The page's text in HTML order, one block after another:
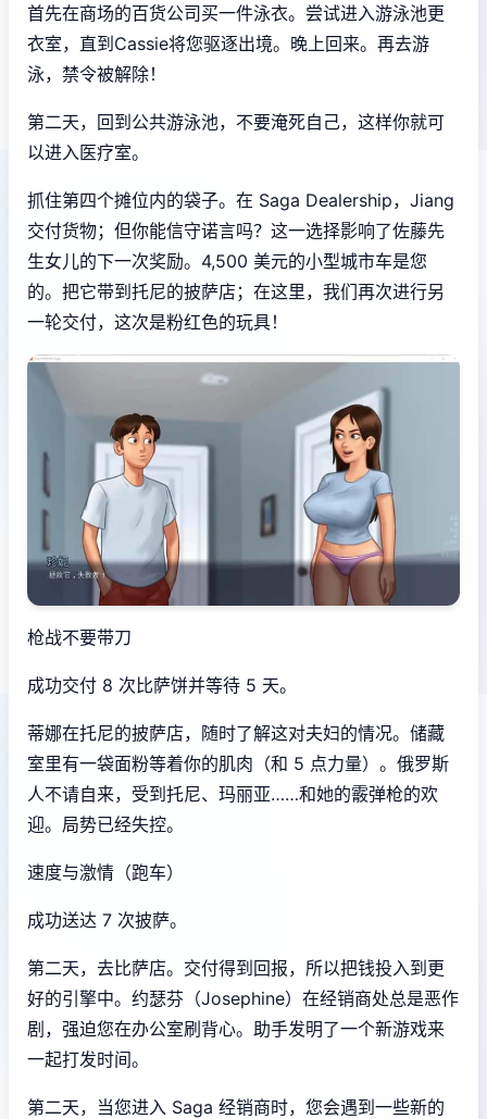
首先在商场的百货公司买一件泳衣。尝试进入游泳池更
衣室，直到Cassie将您驱逐出境。晚上回来。再去游
泳，禁令被解除！
第二天，回到公共游泳池，不要淹死自己，这样你就可
以进入医疗室。
抓住第四个摊位内的袋子。在 Saga Dealership，Jiang
交付货物；但你能信守诺言吗？这一选择影响了佐藤先
生女儿的下一次奖励。4,500 美元的小型城市车是您
的。把它带到托尼的披萨店；在这里，我们再次进行另
一轮交付，这次是粉红色的玩具！
枪战不要带刀
成功交付 8 次比萨饼并等待 5 天。
蒂娜在托尼的披萨店，随时了解这对夫妇的情况。储藏
室里有一袋面粉等着你的肌肉（和 5 点力量）。俄罗斯
人不请自来，受到托尼、玛丽亚……和她的霰弹枪的欢
迎。局势已经失控。
速度与激情（跑车）
成功送达 7 次披萨。
第二天，去比萨店。交付得到回报，所以把钱投入到更
好的引擎中。约瑟芬（Josephine）在经销商处总是恶作
剧，强迫您在办公室刷背心。助手发明了一个新游戏来
一起打发时间。
第二天，当您进入 Saga 经销商时，您会遇到一些新的